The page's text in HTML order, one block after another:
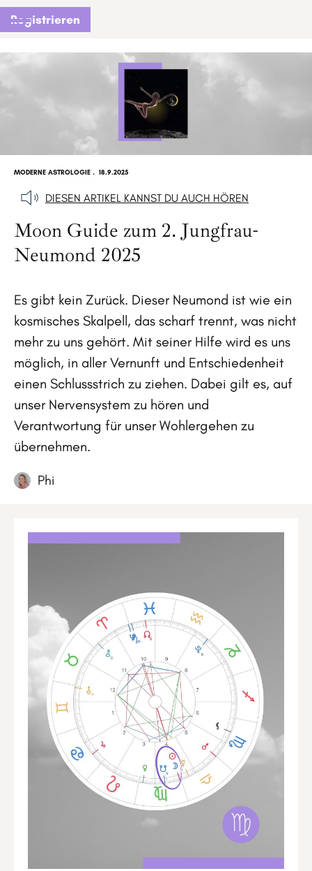
Registrieren
MODERNE ASTROLOGIE . 18.9.2025
DIESEN ARTIKEL KANNST DU AUCH HÖREN
Moon Guide zum 2. Jungfrau-
Neumond 2025
Es gibt kein Zurück. Dieser Neumond ist wie ein
kosmisches Skalpell, das scharf trennt, was nicht
mehr zu uns gehört. Mit seiner Hilfe wird es uns
möglich, in aller Vernunft und Entschiedenheit
einen Schlussstrich zu ziehen. Dabei gilt es, auf
unser Nervensystem zu hören und
Verantwortung für unser Wohlergehen zu
übernehmen.
Phi